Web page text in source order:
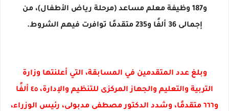
و187 وظيفة معلم مساعد (مرحلة رياض الأطفال)، من
إجمالى 36 ألفًا و235 متقدمًا توافرت فيهم الشروط.
وبلغ عدد المتقدمين في المسابقة، التي أعلنتها وزارة
التربية والتعليم والجهاز المركزى للتنظيم والإدارة، ٤٥ ألفًا
و٦٦٦ متقدمًا، وشدد الدكتور مصطفى مدبولى، رئيس الوزراء،